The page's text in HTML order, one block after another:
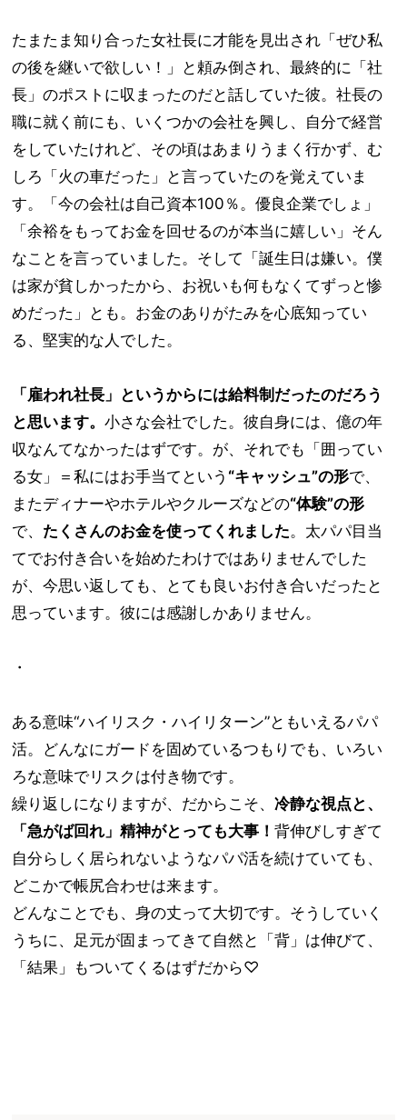
たまたま知り合った女社長に才能を見出され「ぜひ私
の後を継いで欲しい！」と頼み倒され、最終的に「社
長」のポストに収まったのだと話していた彼。社長の
職に就く前にも、いくつかの会社を興し、自分で経営
をしていたけれど、その頃はあまりうまく行かず、む
しろ「火の車だった」と言っていたのを覚えていま
す。「今の会社は自己資本100％。優良企業でしょ」
「余裕をもってお金を回せるのが本当に嬉しい」そん
なことを言っていました。そして「誕生日は嫌い。僕
は家が貧しかったから、お祝いも何もなくてずっと惨
めだった」とも。お金のありがたみを心底知ってい
る、堅実的な人でした。
「雇われ社長」というからには給料制だったのだろう
と思います。小さな会社でした。彼自身には、億の年
収なんてなかったはずです。が、それでも「囲ってい
る女」＝私にはお手当てという “キャッシュ”の形で、
またディナーやホテルやクルーズなどの“体験”の形
で、 たくさんのお金を使ってくれました。太パパ目当
てでお付き合いを始めたわけではありませんでした
が、今思い返しても、とても良いお付き合いだったと
思っています。彼には感謝しかありません。
・
ある意味“ハイリスク・ハイリターン”ともいえるパパ
活。どんなにガードを固めているつもりでも、いろい
ろな意味でリスクは付き物です。
繰り返しになりますが、だからこそ、冷静な視点と、
「急がば回れ」精神がとっても大事！背伸びしすぎて
自分らしく居られないようなパパ活を続けていても、
どこかで帳尻合わせは来ます。
どんなことでも、身の丈って大切です。そうしていく
うちに、足元が固まってきて自然と「背」は伸びて、
「結果」もついてくるはずだから♡